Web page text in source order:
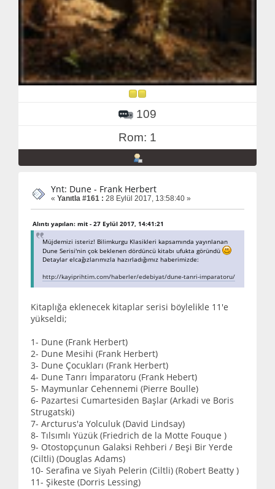
109
Rom: 1
Ynt: Dune - Frank Herbert
« Yanıtla #161 : 28 Eylül 2017, 13:58:40 »
Alıntı yapılan: mit - 27 Eylül 2017, 14:41:21
Müjdemizi isteriz! Bilimkurgu Klasikleri kapsamında yayınlanan
Dune Serisi'nin çok beklenen dördüncü kitabı ufukta göründü
Detaylar elcağızlarımızla hazırladığımız haberimizde:
http://kayiprihtim.com/haberler/edebiyat/dune-tanri-imparatoru/
Kitaplığa eklenecek kitaplar serisi böylelikle 11'e
yükseldi;
1- Dune (Frank Herbert)
2- Dune Mesihi (Frank Herbert)
3- Dune Çocukları (Frank Herbert)
4- Dune Tanrı İmparatoru (Frank Hebert)
5- Maymunlar Cehennemi (Pierre Boulle)
6- Pazartesi Cumartesiden Başlar (Arkadi ve Boris
Strugatski)
7- Arcturus'a Yolculuk (David Lindsay)
8- Tılsımlı Yüzük (Friedrich de la Motte Fouque )
9- Otostopçunun Galaksi Rehberi / Beşi Bir Yerde
(Ciltli) (Douglas Adams)
10- Serafina ve Siyah Pelerin (Ciltli) (Robert Beatty )
11- Şikeste (Dorris Lessing)